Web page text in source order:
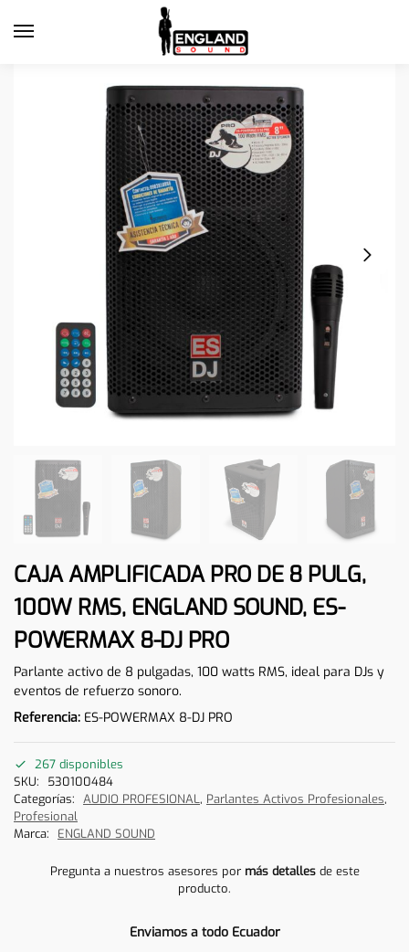
CAJA AMPLIFICADA PRO DE 8 PULG,
100W RMS, ENGLAND SOUND, ES-
POWERMAX 8-DJ PRO
Parlante activo de 8 pulgadas, 100 watts RMS, ideal para DJs y
eventos de refuerzo sonoro.
Referencia: ES-POWERMAX 8-DJ PRO
267 disponibles
SKU:
530100484
Categorías: AUDIO PROFESIONAL, Parlantes Activos Profesionales,
Profesional
Marca:
ENGLAND SOUND
Pregunta a nuestros asesores por más detallesde este
producto.
Enviamos a todo Ecuador